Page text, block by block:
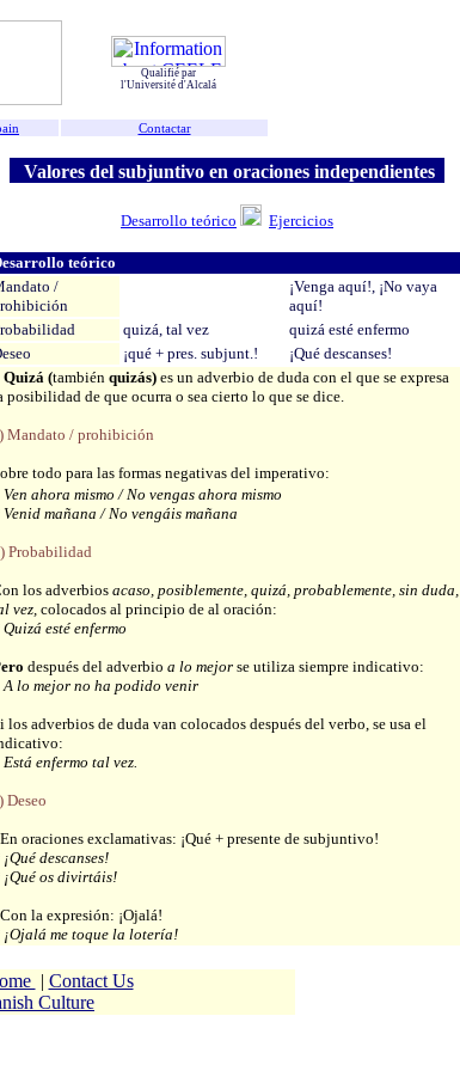
Qualifié par
l'Université d'Alcalá
Contactar
Valores del subjuntivo en oraciones independientes
Desarrollo teórico Ejercicios
teórico
/
¡Venga aquí!, ¡No vaya
aquí!
quizá, tal vez
quizá esté enfermo
¡qué + pres. subjunt.!
¡Qué descanses!
Quizá (también quizás)es un adverbio de duda con el que se expresa
posibilidad de que ocurra o sea cierto lo que se dice.
Mandato / prohibición
todo para las formas negativas del imperativo:
Ven ahora mismo / No vengas ahora mismo
mañana / No vengáis mañana
Probabilidad
los adverbios acaso, posiblemente, quizá, probablemente, sin duda,
vez,colocados al principio de al oración:
esté enfermo
después del adverbio a lo mejorse utiliza siempre indicativo:
A lo mejor no ha podido venir
los adverbios de duda van colocados después del verbo, se usa el
Está enfermo tal vez.
Deseo
oraciones exclamativas: ¡Qué + presente de subjuntivo!
descanses!
¡Qué os divirtáis!
la expresión: ¡Ojalá!
¡Ojalá me toque la lotería!
| Contact Us
Culture